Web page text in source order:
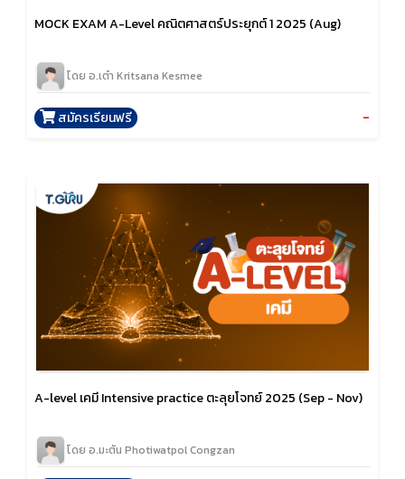
MOCK EXAM A-Level คณิตศาสตร์ประยุกต์ 1 2025 (Aug)
โดย อ.เต๋า Kritsana Kesmee
-
สมัครเรียนฟรี
A-level เคมี Intensive practice ตะลุยโจทย์ 2025 (Sep - Nov)
โดย อ.มะตัน Photiwatpol Congzan